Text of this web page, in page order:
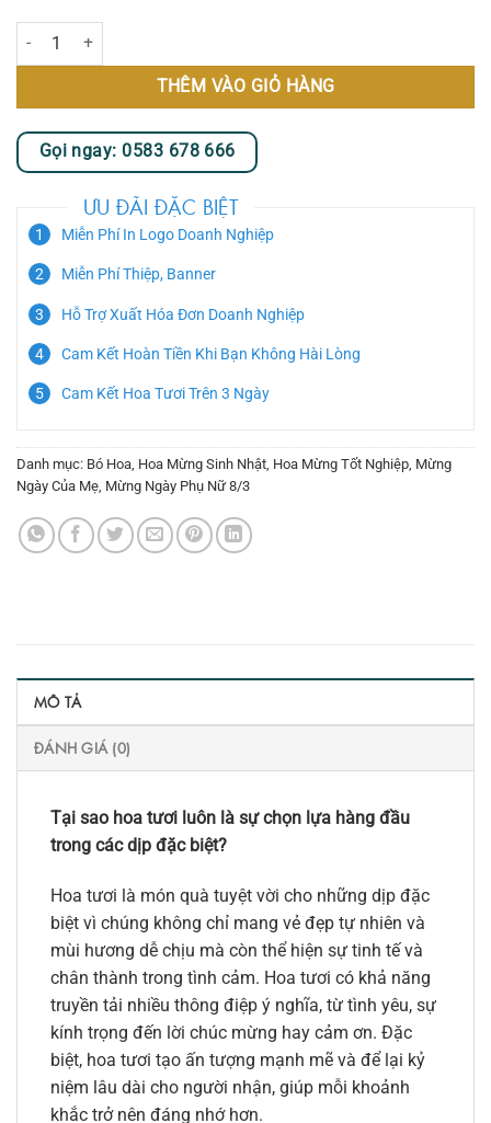
Dreamland số lượng
THÊM VÀO GIỎ HÀNG
Gọi ngay: 0583 678 666
ƯU ĐÃI ĐẶC BIỆT
Miễn Phí In Logo Doanh Nghiệp
Miễn Phí Thiệp, Banner
Hỗ Trợ Xuất Hóa Đơn Doanh Nghiệp
Cam Kết Hoàn Tiền Khi Bạn Không Hài Lòng
Cam Kết Hoa Tươi Trên 3 Ngày
Danh mục: Bó Hoa Hoa Mừng Sinh Nhật Hoa Mừng Tốt Nghiệp Mừng
Ngày Của Mẹ Mừng Ngày Phụ Nữ 8/3
MÔ TẢ
ĐÁNH GIÁ (0)
Tại sao hoa tươi luôn là sự chọn lựa hàng đầu
trong các dịp đặc biệt?
Hoa tươi là món quà tuyệt vời cho những dịp đặc
biệt vì chúng không chỉ mang vẻ đẹp tự nhiên và
mùi hương dễ chịu mà còn thể hiện sự tinh tế và
chân thành trong tình cảm. Hoa tươi có khả năng
truyền tải nhiều thông điệp ý nghĩa, từ tình yêu, sự
kính trọng đến lời chúc mừng hay cảm ơn. Đặc
biệt, hoa tươi tạo ấn tượng mạnh mẽ và để lại kỷ
niệm lâu dài cho người nhận, giúp mỗi khoảnh
khắc trở nên đáng nhớ hơn.